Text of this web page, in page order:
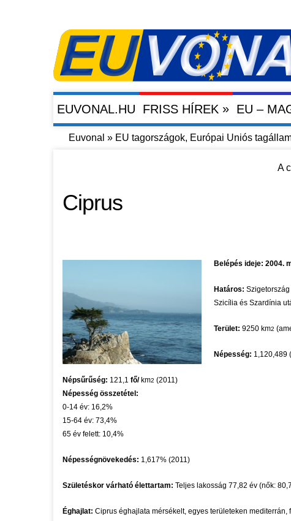
EUVONAL.HU FRISS HÍREK » EU –
Euvonal » EU tagországok, Európai Uniós
A
Ciprus
Belépés ideje: 2004.
Határos:
Szicília és Szardínia
Terület: 9250 km2
Népesség: 1,120,489
Népsűrűség: 121,1 fő/km2 (2011)
Népesség összetétel:
0-14 év: 16,2%
15-64 év: 73,4%
65 év felett: 10,4%
Népességnövekedés: 1,617% (2011)
Születéskor várható élettartam: Teljes lakosság 77,82 év (nők:
Éghajlat: Ciprus éghajlata mérsékelt, egyes területeken mediterrán,